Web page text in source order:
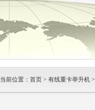
当前位置： 首页> 有线重卡举升机>